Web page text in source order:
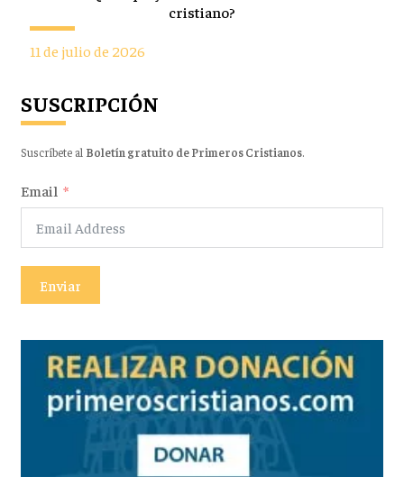
cristiano?
11 de julio de 2026
SUSCRIPCIÓN
Suscríbete al Boletín gratuito de Primeros Cristianos.
Email
Enviar